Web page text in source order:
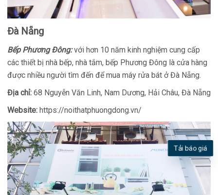
Đà Nẵng
Bếp Phương Đông:với hơn 10 năm kinh nghiệm cung cấp
các thiết bị nhà bếp, nhà tắm, bếp Phương Đông là cửa hàng
được nhiều người tìm đến để mua máy rửa bát ở Đà Nẵng.
Địa chỉ: 68 Nguyễn Văn Linh, Nam Dương, Hải Châu, Đà Nẵng
Website: https://noithatphuongdong.vn/
Tải báo giá